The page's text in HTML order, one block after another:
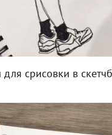
для срисовки в